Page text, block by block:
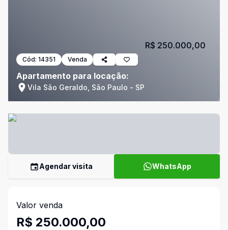
Cód: 14351 Venda
Apartamento para locação:
Vila São Geraldo, São Paulo - SP
R$ 250.000,00
Agendar visita WhatsApp
Valor venda
R$ 250.000,00